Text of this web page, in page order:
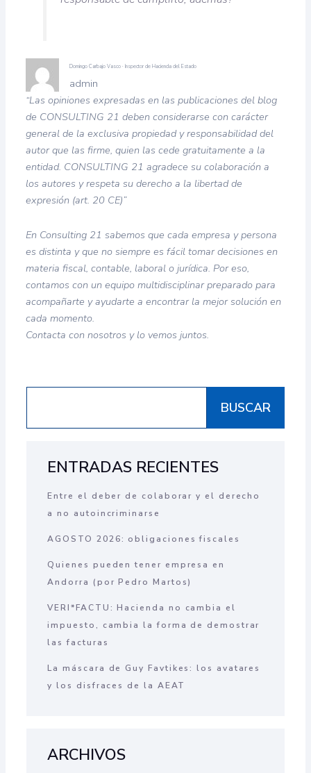
Domingo Carbajo Vasco · Inspector de Hacienda del Estado
admin
“Las opiniones expresadas en las publicaciones del blog
de CONSULTING 21 deben considerarse con carácter
general de la exclusiva propiedad y responsabilidad del
autor que las firme, quien las cede gratuitamente a la
entidad. CONSULTING 21 agradece su colaboración a
los autores y respeta su derecho a la libertad de
expresión (art. 20 CE)”
En Consulting 21 sabemos que cada empresa y persona
es distinta y que no siempre es fácil tomar decisiones en
materia fiscal, contable, laboral o jurídica. Por eso,
contamos con un equipo multidisciplinar preparado para
acompañarte y ayudarte a encontrar la mejor solución en
cada momento.
Contacta con nosotros y lo vemos juntos.
BUSCAR
ENTRADAS RECIENTES
Entre el deber de colaborar y el derecho
a no autoincriminarse
AGOSTO 2026: obligaciones fiscales
Quienes pueden tener empresa en
Andorra (por Pedro Martos)
VERI*FACTU: Hacienda no cambia el
impuesto, cambia la forma de demostrar
las facturas
La máscara de Guy Favtikes: los avatares
y los disfraces de la AEAT
ARCHIVOS